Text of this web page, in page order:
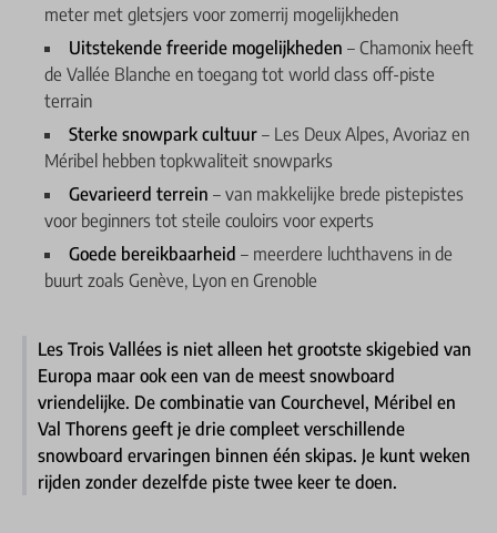
meter met gletsjers voor zomerrij mogelijkheden
Uitstekende freeride mogelijkheden – Chamonix heeft
de Vallée Blanche en toegang tot world class off-piste
terrain
Sterke snowpark cultuur – Les Deux Alpes, Avoriaz en
Méribel hebben topkwaliteit snowparks
Gevarieerd terrein – van makkelijke brede pistepistes
voor beginners tot steile couloirs voor experts
Goede bereikbaarheid – meerdere luchthavens in de
buurt zoals Genève, Lyon en Grenoble
Les Trois Vallées is niet alleen het grootste skigebied van
Europa maar ook een van de meest snowboard
vriendelijke. De combinatie van Courchevel, Méribel en
Val Thorens geeft je drie compleet verschillende
snowboard ervaringen binnen één skipas. Je kunt weken
rijden zonder dezelfde piste twee keer te doen.